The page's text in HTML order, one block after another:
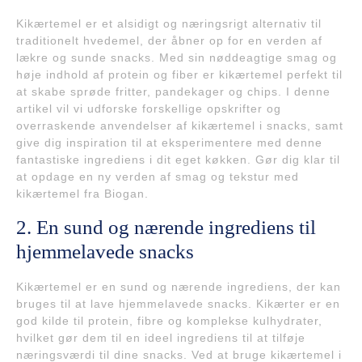
Kikærtemel er et alsidigt og næringsrigt alternativ til
traditionelt hvedemel, der åbner op for en verden af
lækre og sunde snacks. Med sin nøddeagtige smag og
høje indhold af protein og fiber er kikærtemel perfekt til
at skabe sprøde fritter, pandekager og chips. I denne
artikel vil vi udforske forskellige opskrifter og
overraskende anvendelser af kikærtemel i snacks, samt
give dig inspiration til at eksperimentere med denne
fantastiske ingrediens i dit eget køkken. Gør dig klar til
at opdage en ny verden af smag og tekstur med
kikærtemel fra Biogan.
2. En sund og nærende ingrediens til
hjemmelavede snacks
Kikærtemel er en sund og nærende ingrediens, der kan
bruges til at lave hjemmelavede snacks. Kikærter er en
god kilde til protein, fibre og komplekse kulhydrater,
hvilket gør dem til en ideel ingrediens til at tilføje
næringsværdi til dine snacks. Ved at bruge kikærtemel i